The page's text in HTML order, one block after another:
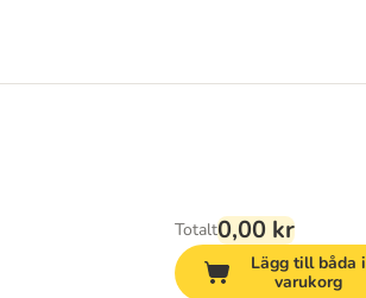
Totalt0,00 kr
Lägg till båda i
varukorg